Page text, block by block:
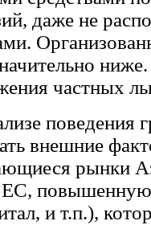
даже не
частных
поведения
внешние
рынки
повышенную
и т.п.),